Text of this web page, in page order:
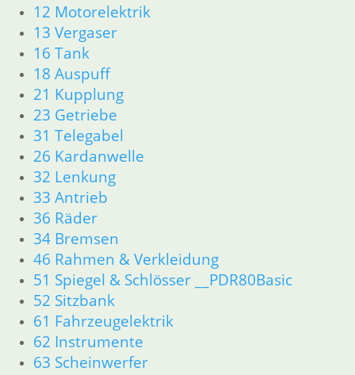
12 Motorelektrik
13 Vergaser
16 Tank
18 Auspuff
21 Kupplung
23 Getriebe
31 Telegabel
26 Kardanwelle
32 Lenkung
33 Antrieb
36 Räder
34 Bremsen
46 Rahmen & Verkleidung
51 Spiegel & Schlösser __PDR80Basic
52 Sitzbank
61 Fahrzeugelektrik
62 Instrumente
63 Scheinwerfer
36 Räder
46 Rahmen & Verkleidung R60/6 – R90/S
51 Spiegel & Schlösser
52 Sitzbank
61 Fahrzeugelektrik
62 Instrumente
R 60/7 – R 100 RT Bj. 1976 – 1979
11 Motor
Dichtungen
Kolben/Kolbenringe
Zylinderkopf
12 Motorelektrik
13 Vergaser
16 Tank
18 Auspuff
21 Kupplung
23 Getriebe
26 Kardanwelle
31 Telegabel
32 Lenkung